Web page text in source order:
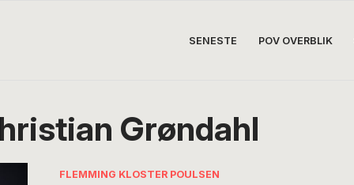
SENESTE POV OVERBLIK
Grøndahl
FLEMMING KLOSTER POULSEN